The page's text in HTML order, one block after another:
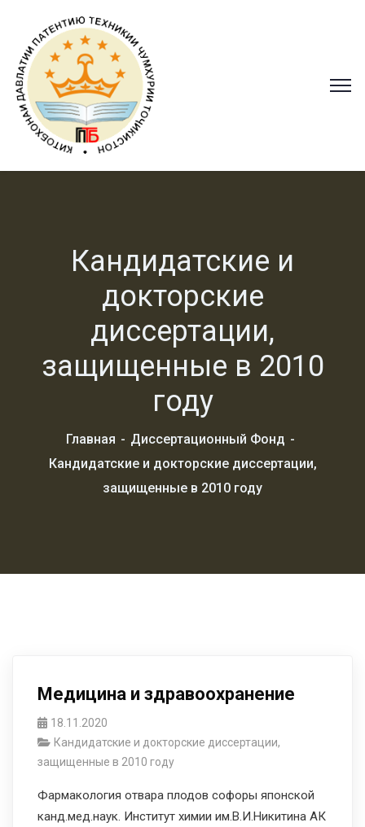
Кандидатские и
докторские
диссертации,
защищенные в 2010
году
Главная
Диссертационный Фонд
Кандидатские и докторские диссертации,
защищенные в 2010 году
Медицина и здравоохранение
18.11.2020
Кандидатские и докторские диссертации,
защищенные в 2010 году
Фармакология отвара плодов софоры японской
канд.мед.наук. Институт химии им.В.И.Никитина АК